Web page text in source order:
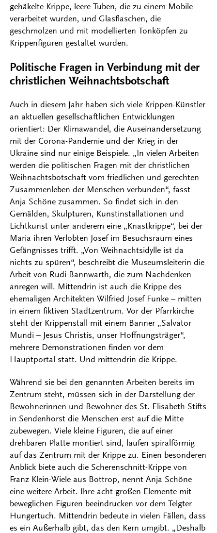
gehäkelte Krippe, leere Tuben, die zu einem Mobile
verarbeitet wurden, und Glasflaschen, die
geschmolzen und mit modellierten Tonköpfen zu
Krippenfiguren gestaltet wurden.
Politische Fragen in Verbindung mit der
christlichen Weihnachtsbotschaft
Auch in diesem Jahr haben sich viele Krippen-Künstler
an aktuellen gesellschaftlichen Entwicklungen
orientiert: Der Klimawandel, die Auseinandersetzung
mit der Corona-Pandemie und der Krieg in der
Ukraine sind nur einige Beispiele. „In vielen Arbeiten
werden die politischen Fragen mit der christlichen
Weihnachtsbotschaft vom friedlichen und gerechten
Zusammenleben der Menschen verbunden“, fasst
Anja Schöne zusammen. So findet sich in den
Gemälden, Skulpturen, Kunstinstallationen und
Lichtkunst unter anderem eine „Knastkrippe“, bei der
Maria ihren Verlobten Josef im Besuchsraum eines
Gefängnisses trifft. „Von Weihnachtsidylle ist da
nichts zu spüren“, beschreibt die Museumsleiterin die
Arbeit von Rudi Bannwarth, die zum Nachdenken
anregen will. Mittendrin ist auch die Krippe des
ehemaligen Architekten Wilfried Josef Funke – mitten
in einem fiktiven Stadtzentrum. Vor der Pfarrkirche
steht der Krippenstall mit einem Banner „Salvator
Mundi – Jesus Christis, unser Hoffnungsträger“,
mehrere Demonstrationen finden vor dem
Hauptportal statt. Und mittendrin die Krippe.
Während sie bei den genannten Arbeiten bereits im
Zentrum steht, müssen sich in der Darstellung der
Bewohnerinnen und Bewohner des St.-Elisabeth-Stifts
in Sendenhorst die Menschen erst auf die Mitte
zubewegen. Viele kleine Figuren, die auf einer
drehbaren Platte montiert sind, laufen spiralförmig
auf das Zentrum mit der Krippe zu. Einen besonderen
Anblick biete auch die Scherenschnitt-Krippe von
Franz Klein-Wiele aus Bottrop, nennt Anja Schöne
eine weitere Arbeit. Ihre acht großen Elemente mit
beweglichen Figuren beeindrucken vor dem Telgter
Hungertuch. Mittendrin bedeute in vielen Fällen, dass
es ein Außerhalb gibt, das den Kern umgibt. „Deshalb